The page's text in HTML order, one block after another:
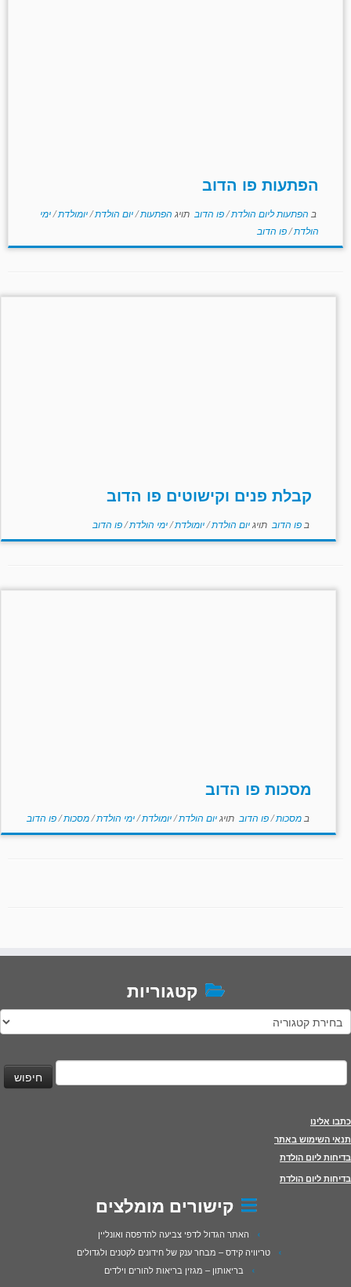
הפתעות פו הדוב
ב הפתעות ליום הולדת/פו הדוב תויג הפתעות/יום הולדת/יומולדת/ימי
הולדת/פו הדוב
קבלת פנים וקישוטים פו הדוב
ב פו הדוב תויגיום הולדת/יומולדת/ימי הולדת/פו הדוב
מסכות פו הדוב
ב מסכות/פו הדוב תויגיום הולדת/יומולדת/ימי הולדת/מסכות/פו הדוב
קטגוריות
קטגוריות
חיפוש:
כתבו אלינו
תנאי השימוש באתר
בדיחות ליום הולדת
בדיחות ליום הולדת
קישורים מומלצים
האתר הגדול לדפי צביעה להדפסה ואונליין
טריוויה קידס – מבחר ענק של חידונים לקטנים ולגדולים
בריאותון – מגזין בריאות להורים וילדים